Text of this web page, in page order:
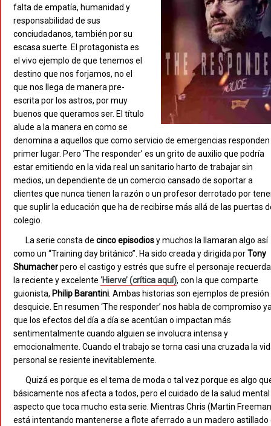
falta de empatía, humanidad y
responsabilidad de sus
conciudadanos, también por su
escasa suerte. El protagonista es
el vivo ejemplo de que tenemos el
destino que nos forjamos, no el
que nos llega de manera pre-
escrita por los astros, por muy
buenos que queramos ser. El título
alude a la manera en como se
denomina a aquellos que como servicio de emergencias
primer lugar. Pero ‘The responder’ es un grito de auxilio que podría
estar emitiendo en la vida real un sanitario harto de trabajar sin
medios, un dependiente de un comercio cansado de soportar a
clientes que nunca tienen la razón o un profesor derrotado por
que suplir la educación que ha de recibirse más allá de las puertas
colegio.
La serie consta de cinco episodiosy muchos la llamaran algo así
como un “Training day británico”. Ha sido creada y dirigida porTony
Shumacherpero el castigo y estrés que sufre el personaje
la reciente y excelente ‘Hierve’ (crítica aquí), con la que comparte
guionista, Philip Barantini. Ambas historias son ejemplos de presión
desquicie. En resumen ‘The responder’ nos habla de compromiso
que los efectos del día a día se acentúan o impactan más
sentimentalmente cuando alguien se involucra intensa y
emocionalmente. Cuando el trabajo se torna casi una cruzada la
personal se resiente inevitablemente.
Quizá es porque es el tema de moda o tal vez porque es algo
básicamente nos afecta a todos, pero el cuidado de la salud
aspecto que toca mucho esta serie. Mientras Chris (Martin
está intentando mantenerse a flote aferrado a un madero astillado